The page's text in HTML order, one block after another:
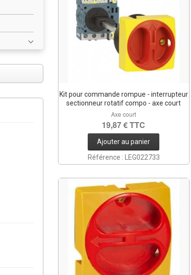
Kit pour commande rompue - interrupteur
sectionneur rotatif compo - axe court
Axe court
19,87 € TTC
Ajouter au panier
Référence : LEG022733